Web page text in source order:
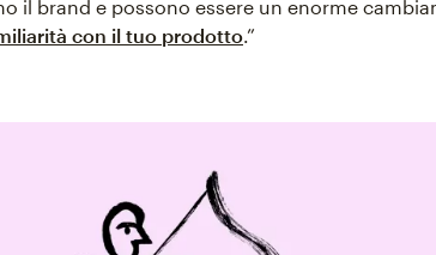
il brand e possono essere un enorme
con il tuo prodotto.”